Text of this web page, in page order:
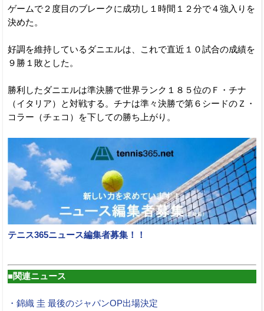
ゲームで２度目のブレークに成功し１時間１２分で４強入りを
決めた。
好調を維持しているダニエルは、これで直近１０試合の成績を
９勝１敗とした。
勝利したダニエルは準決勝で世界ランク１８５位のＦ・チナ
（イタリア）と対戦する。チナは準々決勝で第６シードのＺ・
コラー（チェコ）を下しての勝ち上がり。
テニス365ニュース編集者募集！！
■関連ニュース
・錦織 圭 最後のジャパンOP出場決定